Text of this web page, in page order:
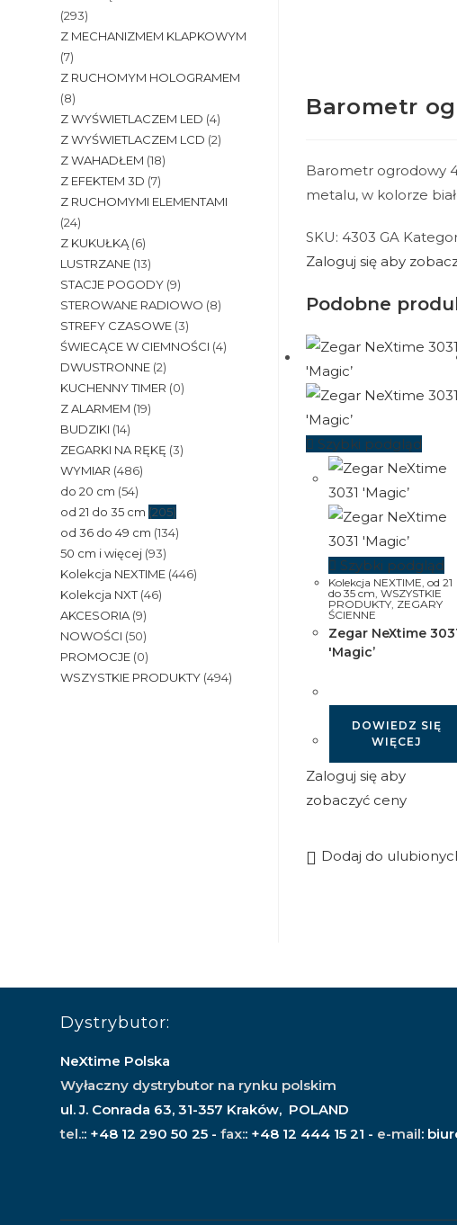
Barometr
Barometr ogrodowy
metalu, w kolorze
SKU: 4303 GA
Zaloguj się aby
Podobne
Szybki podgląd
Szybki podgląd
Kolekcja NEXTIME ,od 21
do 35 cm ,WSZYSTKIE
PRODUKTY ZEGARY
ŚCIENNE
Zegar NeXtime
'Magic’
DOWIEDZ SIĘ
WIĘCEJ
Zaloguj się aby
zobaczyć ceny
Dodaj do
(293)
Z MECHANIZMEM KLAPKOWYM
(7)
Z RUCHOMYM HOLOGRAMEM
(8)
Z WYŚWIETLACZEM LED (4)
Z WYŚWIETLACZEM LCD (2)
Z WAHADŁEM (18)
Z EFEKTEM 3D (7)
Z RUCHOMYMI ELEMENTAMI
(24)
Z KUKUŁKĄ (6)
LUSTRZANE (13)
STACJE POGODY (9)
STEROWANE RADIOWO (8)
STREFY CZASOWE (3)
ŚWIECĄCE W CIEMNOŚCI (4)
DWUSTRONNE (2)
KUCHENNY TIMER (0)
Z ALARMEM (19)
BUDZIKI (14)
ZEGARKI NA RĘKĘ (3)
WYMIAR (486)
do 20 cm (54)
od 21 do 35 cm (205)
od 36 do 49 cm (134)
50 cm i więcej (93)
Kolekcja NEXTIME (446)
Kolekcja NXT (46)
AKCESORIA (9)
NOWOŚCI (50)
PROMOCJE (0)
WSZYSTKIE PRODUKTY (494)
Dystrybutor:
NeXtime Polska
Wyłaczny dystrybutor na rynku polskim
ul. J. Conrada 63, 31-357 Kraków, POLAND
tel.:: +48 12 290 50 25 -fax:: +48 12 444 15 21 - e-mail: